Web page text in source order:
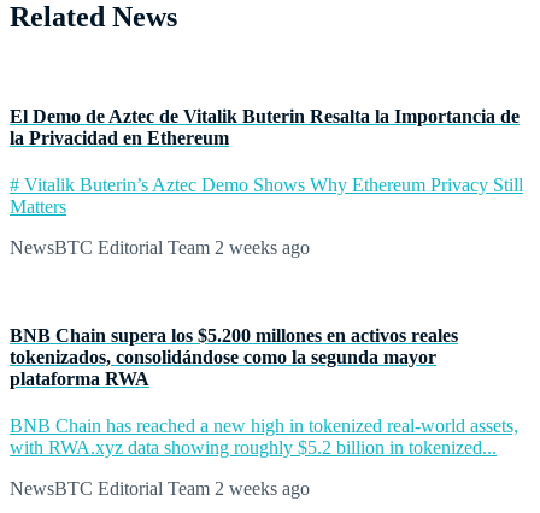
Related News
El Demo de Aztec de Vitalik Buterin Resalta la Importancia de
la Privacidad en Ethereum
# Vitalik Buterin’s Aztec Demo Shows Why Ethereum Privacy Still
Matters
NewsBTC Editorial Team 2 weeks ago
BNB Chain supera los $5.200 millones en activos reales
tokenizados, consolidándose como la segunda mayor
plataforma RWA
BNB Chain has reached a new high in tokenized real-world assets,
with RWA.xyz data showing roughly $5.2 billion in tokenized...
NewsBTC Editorial Team 2 weeks ago